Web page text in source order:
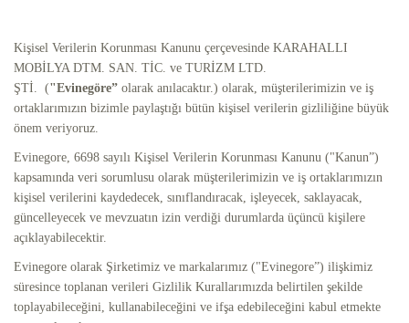
Kişisel Verilerin Korunması Kanunu çerçevesinde KARAHALLI
MOBİLYA DTM. SAN. TİC. ve TURİZM LTD.
ŞTİ. ("Evinegöre” olarak anılacaktır.) olarak, müşterilerimizin ve iş
ortaklarımızın bizimle paylaştığı bütün kişisel verilerin gizliliğine büyük
önem veriyoruz.
Evinegore, 6698 sayılı Kişisel Verilerin Korunması Kanunu ("Kanun”)
kapsamında veri sorumlusu olarak müşterilerimizin ve iş ortaklarımızın
kişisel verilerini kaydedecek, sınıflandıracak, işleyecek, saklayacak,
güncelleyecek ve mevzuatın izin verdiği durumlarda üçüncü kişilere
açıklayabilecektir.
Evinegore olarak Şirketimiz ve markalarımız ("Evinegore”) ilişkimiz
süresince toplanan verileri Gizlilik Kurallarımızda belirtilen şekilde
toplayabileceğini, kullanabileceğini ve ifşa edebileceğini kabul etmekte